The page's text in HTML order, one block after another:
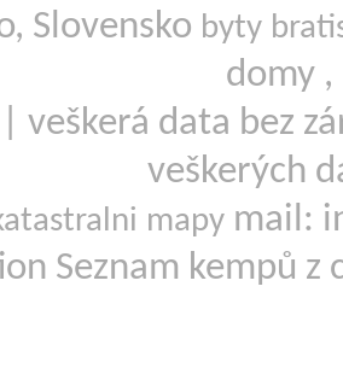
Slovensko byty
domy ,
| veškerá data bez
veškerých
mapy mail:
Seznam kempů z